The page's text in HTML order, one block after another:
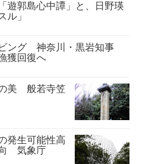
遊郭島心中譚」と、日野瑛
ル」
ング 神奈川・黒岩知事
獲回復へ
美 般若寺笠
発生可能性高
気象庁